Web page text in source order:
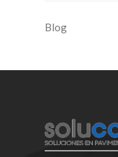
Blog